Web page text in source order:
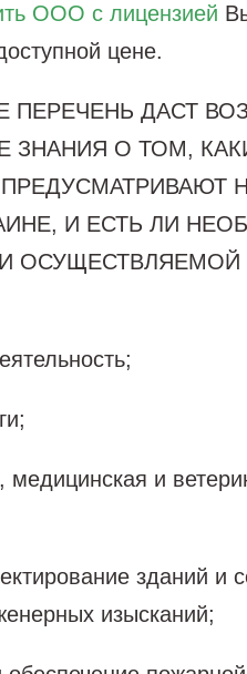
ООО с лицензией
цене.
ПЕРЕЧЕНЬ ДАСТ
ЗНАНИЯ О ТОМ,
И ЕСТЬ ЛИ
ОСУЩЕСТВЛЯЕМОЙ
медицинская и
зданий и
изысканий;